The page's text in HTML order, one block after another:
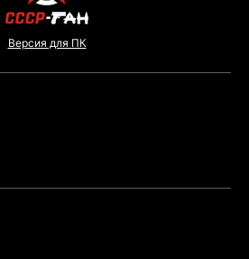
Версия для ПК